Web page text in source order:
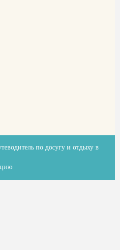
по досугу и отдыху в